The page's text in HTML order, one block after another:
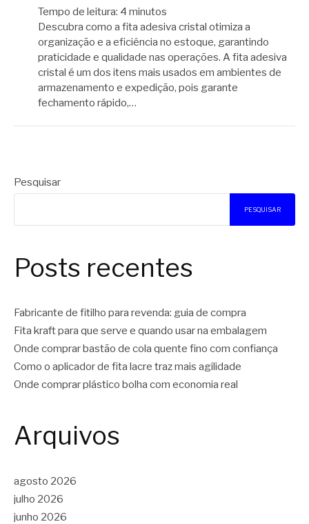
Tempo de leitura: 4 minutos
Descubra como a fita adesiva cristal otimiza a
organização e a eficiência no estoque, garantindo
praticidade e qualidade nas operações. A fita adesiva
cristal é um dos itens mais usados em ambientes de
armazenamento e expedição, pois garante
fechamento rápido,…
Pesquisar
PESQUISAR
Posts recentes
Fabricante de fitilho para revenda: guia de compra
Fita kraft para que serve e quando usar na embalagem
Onde comprar bastão de cola quente fino com confiança
Como o aplicador de fita lacre traz mais agilidade
Onde comprar plástico bolha com economia real
Arquivos
agosto 2026
julho 2026
junho 2026